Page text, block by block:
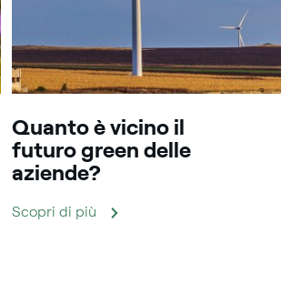
Quanto è vicino il
futuro green delle
aziende?
Scopri di più